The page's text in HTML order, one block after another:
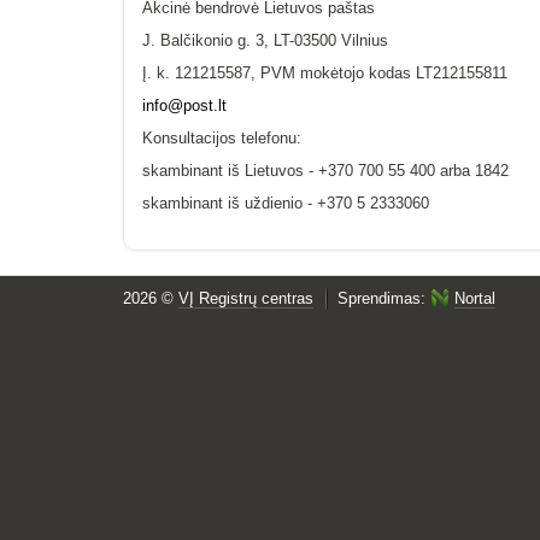
Akcinė bendrovė Lietuvos paštas
J. Balčikonio g. 3, LT-03500 Vilnius
Į. k. 121215587, PVM mokėtojo kodas LT212155811
info@post.lt
Konsultacijos telefonu:
skambinant iš Lietuvos - +370 700 55 400 arba 1842
skambinant iš uždienio - +370 5 2333060
2026 © VĮ Registrų centras Sprendimas: Nortal